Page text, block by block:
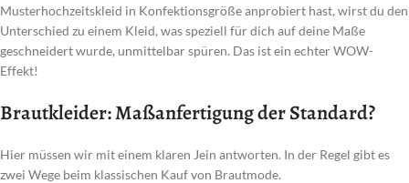
Musterhochzeitskleid in Konfektionsgröße anprobiert hast, wirst du den
Unterschied zu einem Kleid, was speziell für dich auf deine Maße
geschneidert wurde, unmittelbar spüren. Das ist ein echter WOW-
Effekt!
Brautkleider: Maßanfertigung der Standard?
Hier müssen wir mit einem klaren Jein antworten. In der Regel gibt es
zwei Wege beim klassischen Kauf von Brautmode.